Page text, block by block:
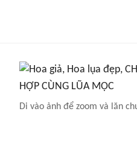
Di vào ảnh để zoom và lăn